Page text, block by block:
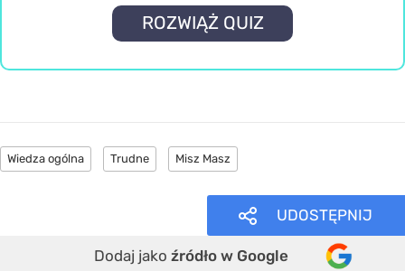
ROZWIĄŻ QUIZ
Wiedza ogólna Trudne Misz Masz
UDOSTĘPNIJ
Dodaj jako źródło w Google